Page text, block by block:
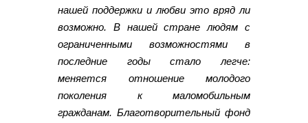
нашей поддержки и любви это вряд ли
возможно. В нашей стране людям с
ограниченными возможностями в
последние годы стало легче:
меняется отношение молодого
поколения к маломобильным
гражданам. Благотворительный фонд